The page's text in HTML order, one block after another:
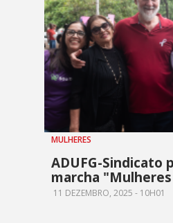
MULHERES
ADUFG-Sindicato
marcha
11 DEZEMBRO, 2025 - 10H01